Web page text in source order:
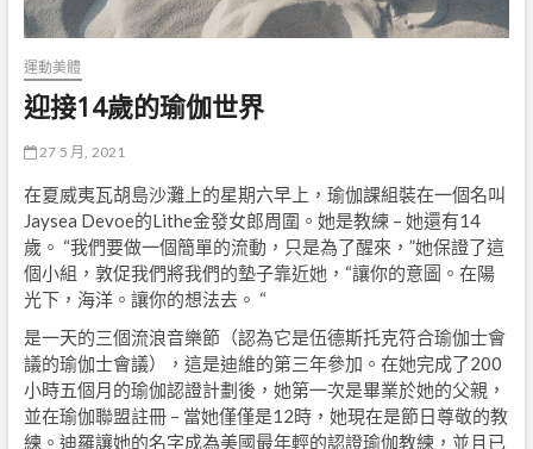
運動美體
迎接14歲的瑜伽世界
27 5 月, 2021
在夏威夷瓦胡島沙灘上的星期六早上，瑜伽課組裝在一個名叫
Jaysea Devoe的Lithe金發女郎周圍。她是教練 – 她還有14
歲。 “我們要做一個簡單的流動，只是為了醒來，”她保證了這
個小組，敦促我們將我們的墊子靠近她，“讓你的意圖。在陽
光下，海洋。讓你的想法去。 “
是一天的三個流浪音樂節（認為它是伍德斯托克符合瑜伽士會
議的瑜伽士會議），這是迪維的第三年參加。在她完成了200
小時五個月的瑜伽認證計劃後，她第一次是畢業於她的父親，
並在瑜伽聯盟註冊 – 當她僅僅是12時，她現在是節日尊敬的教
練。迪羅讓她的名字成為美國最年輕的認證瑜伽教練，並且已